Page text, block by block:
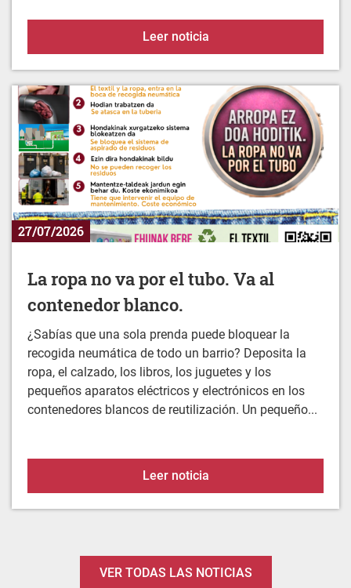
27/07/2026
La ropa no va por el tubo. Va al
¿Sabías que una sola prenda puede bloquear la
recogida neumática de todo un barrio? Deposita la
ropa, el calzado, los libros, los juguetes y los
pequeños aparatos eléctricos y electrónicos en los
contenedores blancos de reutilización. Un pequeño...